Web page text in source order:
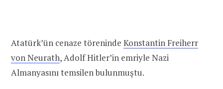
Atatürk’ün cenaze töreninde Konstantin Freiherr
von Neurath, Adolf Hitler’in emriyle Nazi
Almanyasını temsilen bulunmuştu.